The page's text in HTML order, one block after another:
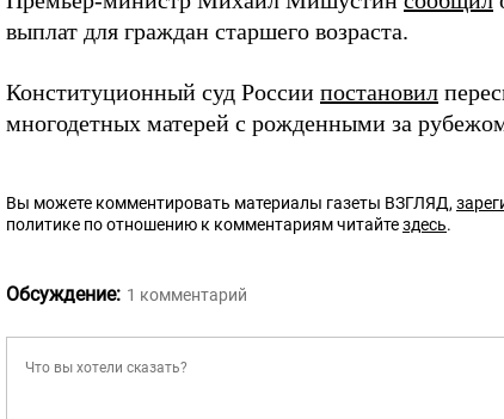
выплат для граждан старшего возраста.
Конституционный суд России постановил
многодетных матерей с рожденными за
Вы можете комментировать материалы газеты ВЗГЛЯД,
политике по отношению к комментариям читайтездесь.
Обсуждение: 1 комментарий